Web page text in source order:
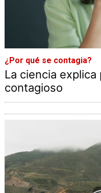
¿Por qué se contagia?
La ciencia
contagioso